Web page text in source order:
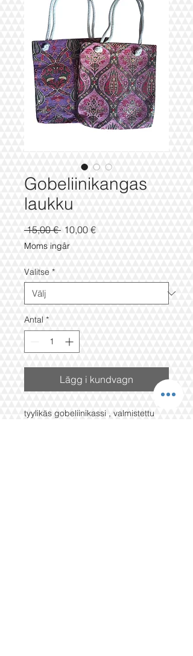
Gobeliinikangas
laukku
15,00 € Ordinarie
pris
10,00 €Reapris
Moms ingår
Valitse *
Antal *
Lägg i kundvagn
tyylikäs gobeliinikassi , valmistettu